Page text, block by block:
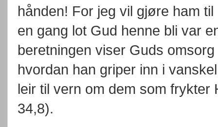
hånden! For jeg vil gjøre ham
en gang lot Gud henne bli var
beretningen viser Guds
hvordan han griper inn i
leir til vern om dem som frykter
34,8).